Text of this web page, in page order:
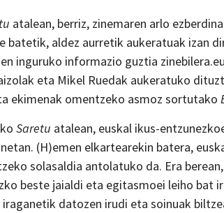
atalean, berriz, zinemaren arlo
batetik, aldez aurretik aukeratuak izan
inguruko informazio guztia
eta Mikel Ruedak aukeratuko
ekimenak omentzeko asmoz sortutako
Saretu atalean, euskal ikus-
(H)emen elkartearekin batera,
solasaldia antolatuko da. Era berean,
beste jaialdi eta egitasmoei leiho bat
iraganetik datozen irudi eta soinuak